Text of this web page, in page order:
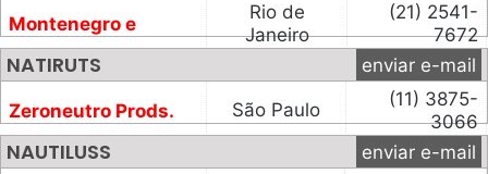
Montenegro e
Raman
Rio de
Janeiro
(21) 2541-
7672
NATIRUTS enviar e-mail
Zeroneutro Prods. São Paulo
(11) 3875-
3066
NAUTILUSS enviar e-mail